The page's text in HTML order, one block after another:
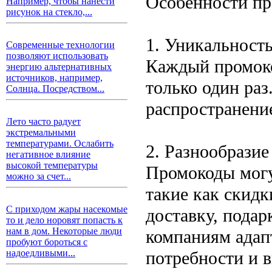
рисунок на стекло,...
Современные технологии
позволяют использовать
энергию альтернативных
источников, например,
Солнца. Посредством...
Лето часто радует
экстремальными
температурами. Ослабить
негативное влияние
высокой температуры
можно за счет...
С приходом жары насекомые
то и дело норовят попасть к
нам в дом. Некоторые люди
пробуют бороться с
надоедливыми...
1.
Каждый
только один
2.
Промокоды
такие как
доставку,
компаниям
потребности и